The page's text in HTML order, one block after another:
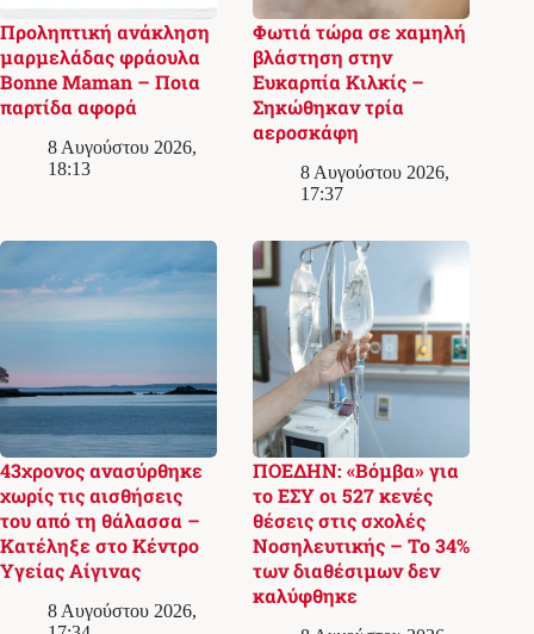
Προληπτική ανάκληση
μαρμελάδας φράουλα
Bonne Maman – Ποια
παρτίδα αφορά
8 Αυγούστου 2026,
18:13
Φωτιά τώρα σε χαμηλή
βλάστηση στην
Ευκαρπία Κιλκίς –
Σηκώθηκαν τρία
αεροσκάφη
8 Αυγούστου 2026,
17:37
43χρονος ανασύρθηκε
χωρίς τις αισθήσεις
του από τη θάλασσα –
Κατέληξε στο Κέντρο
Υγείας Αίγινας
8 Αυγούστου 2026,
ΠΟΕΔΗΝ: «Βόμβα» για
το ΕΣΥ οι 527 κενές
θέσεις στις σχολές
Νοσηλευτικής – Το 34%
των διαθέσιμων δεν
καλύφθηκε